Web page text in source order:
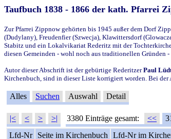
Taufbuch 1838 - 1866 der kath. Pfarrei
Zur Pfarrei Zippnow gehörten bis 1945 außer dem Dorf
(Dudylany), Freudenfier (Szwecja), Klawittersdorf
Stabitz und ein Lokalvikariat Rederitz mit der
diesen Gemeinden - wohl noch aus traditionellen Gründen
Autor dieser Abschrift ist der gebürtige RederitzerPaul
Kirchenbuch, sind in dieser Liste korrigiert worden. Bei der
Alles Suchen Auswahl Detail
|< < > >| 3380 Einträge gesamt: <<
Lfd-Nr
Seite im Kirchenbuch Lfd-Nr im